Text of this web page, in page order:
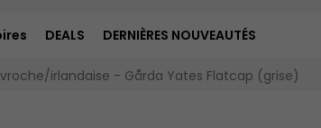
DEALS DERNIÈRES NOUVEAUTÉS
irlandaise - Gårda Yates Flatcap (grise)